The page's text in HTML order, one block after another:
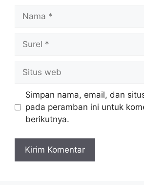
Nama
Surel
Situs
web
Simpan nama, email, dan
pada peramban ini untuk
berikutnya.